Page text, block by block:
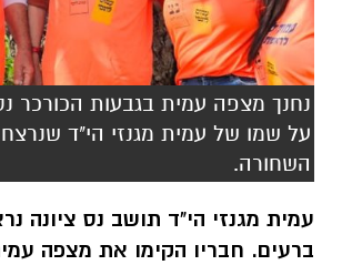
נחנך מצפה עמית בגבעות הכורכר
על שמו של עמית מגנזי הי"ד
השחורה.
עמית מגנזי הי"ד תושב נס ציונה
ברעים. חבריו הקימו את מצפה